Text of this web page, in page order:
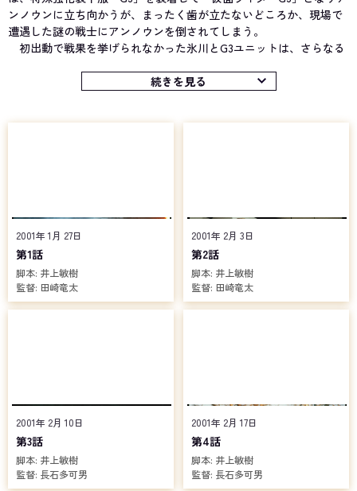
ンノウンに立ち向かうが、まったく歯が立たないどころか、現場で
遭遇した謎の戦士にアンノウンを倒されてしまう。
初出動で戦果を挙げられなかった氷川とG3ユニットは、さらなる
着者に選ばれなかったことでG3ユニットに対抗意識を抱くエリート
悩。だが、美杉家の同居人にして密かに超能力を有する少女、風谷
真魚に自身がアギトに変身する姿を見られながらも応援を受けたこ
とで、みんなの居場所を守ることが大切であると気付かされ、アン
ノウンとの戦いを決意するのであった。
そして、アンノウンの出現と呼応するように、水泳選手として将
来を有望視されていた城北大学の学生、葦原涼は異形の戦士「仮面
ライダーギルス」に変身する力を得る。だが、その急激すぎる肉体
自身の肉体変異の謎にも繋がるのではないかと、父の遺した手帳を
頼りに客船「あかつき号」の関係者たちを訪ねるのだった。
翔一、涼、氷川。3人の仮面ライダーの運命が徐々に交錯し始めて
いくなか、アンノウン事件の裏で謎の青年（闇の力）が暗躍。彼は
沢木哲也なる人物を呼び出し、特別な能力を与えるのだった……。
続きを見る
2001年 1月 27日
第1話
脚本: 井上敏樹
監督: 田崎竜太
2001年 2月 3日
第2話
脚本: 井上敏樹
監督: 田崎竜太
2001年 2月 10日
第3話
脚本: 井上敏樹
監督: 長石多可男
2001年 2月 17日
第4話
脚本: 井上敏樹
監督: 長石多可男